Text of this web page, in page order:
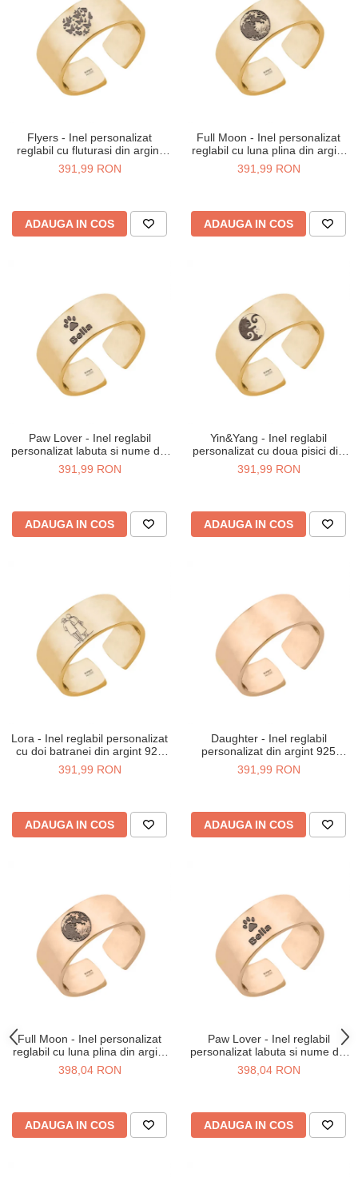
Flyers - Inel personalizat
reglabil cu fluturasi din argint
925 placat cu aur galben 24K
391,99 RON
ADAUGA IN COS
Full Moon - Inel personalizat
reglabil cu luna plina din argint
925 placat cu aur galben 24K
391,99 RON
ADAUGA IN COS
Paw Lover - Inel reglabil
personalizat labuta si nume din
argint 925 placat cu aur galben
24K
391,99 RON
ADAUGA IN COS
Yin&Yang - Inel reglabil
personalizat cu doua pisici din
argint 925 placat cu aur galben
24K
391,99 RON
ADAUGA IN COS
Lora - Inel reglabil personalizat
cu doi batranei din argint 925
placat cu aur galben 24K
391,99 RON
ADAUGA IN COS
Daughter - Inel reglabil
personalizat din argint 925
placat cu aur roz
391,99 RON
ADAUGA IN COS
Full Moon - Inel personalizat
reglabil cu luna plina din argint
925 placat cu aur roz
398,04 RON
ADAUGA IN COS
Paw Lover - Inel reglabil
personalizat labuta si nume din
argint 925 placat cu aur roz
398,04 RON
ADAUGA IN COS